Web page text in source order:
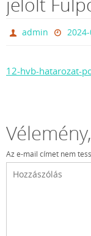
admin
12-hvb-hatarozat-
Az e-mail címet nem